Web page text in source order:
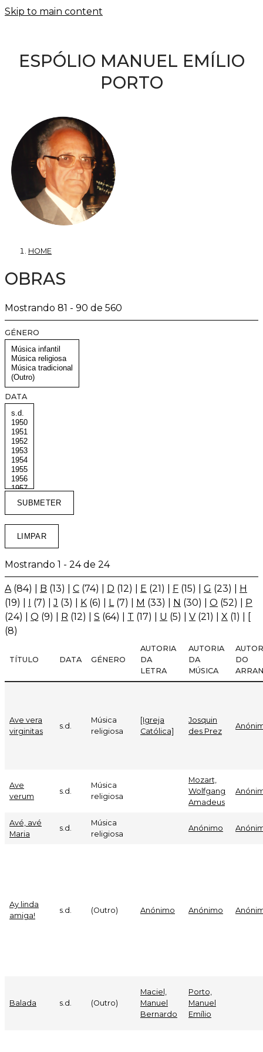
Skip to main content
ESPÓLIO MANUEL EMÍLIO
PORTO
HOME
OBRAS
Mostrando 81 - 90 de 560
GÉNERO
DATA
Mostrando 1 - 24 de 24
A (84) B (13) C (74) D (12) E (21) F (15) G (23)
H
(19)
I (7) |J (3) K (6) L (7) M (33) N (30) O (52)
P
(24)
Q (9) R (12) S (64) T (17) U (5) V (21) X (1)
[
(8)
TÍTULO DATA GÉNERO
AUTORIA
DA
LETRA
AUTORIA
DA
MÚSICA
DO
Ave vera
virginitas
s.d.
Música
religiosa
[Igreja
Católica]
Josquin
des Prez
Ave
verum
s.d.
Música
religiosa
Mozart,
Wolfgang
Amadeus
Avé, avé
Maria
s.d.
Música
religiosa
Anónimo
Ay linda
amiga!
s.d. (Outro) Anónimo Anónimo
Balada s.d. (Outro)
Maciel,
Manuel
Bernardo
Porto,
Manuel
Emílio